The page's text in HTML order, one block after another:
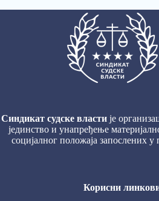
Синдикат судске власти је
јединство и унапређење
социјалног положаја запослених у
Корисни